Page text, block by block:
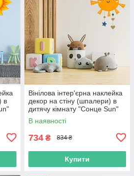
в
Вінілова інтер'єрна наклейка
декор на стіну (шпалери) в
дитячу кімнату "Сонце Sun"
самоклеюча з Оракалу
В наявності
734 ₴ 834 ₴
Купити